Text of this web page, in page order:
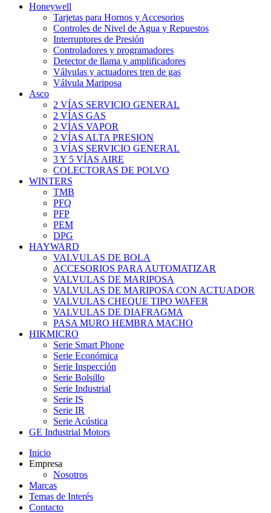
Honeywell
Tarjetas para Hornos y Accesorios
Controles de Nivel de Agua y Repuestos
Interruptores de Presión
Controladores y programadores
Detector de llama y amplificadores
Válvulas y actuadores tren de gas
Válvula Mariposa
Asco
2 VÍAS SERVICIO GENERAL
2 VÍAS GAS
2 VÍAS VAPOR
2 VÍAS ALTA PRESION
3 VÍAS SERVICIO GENERAL
3 Y 5 VÍAS AIRE
COLECTORAS DE POLVO
WINTERS
TMB
PFQ
PFP
PEM
DPG
HAYWARD
VALVULAS DE BOLA
ACCESORIOS PARA AUTOMATIZAR
VALVULAS DE MARIPOSA
VALVULAS DE MARIPOSA CON ACTUADOR
VALVULAS CHEQUE TIPO WAFER
VALVULAS DE DIAFRAGMA
PASA MURO HEMBRA MACHO
HIKMICRO
Serie Smart Phone
Serie Económica
Serie Inspección
Serie Bolsillo
Serie Industrial
Serie IS
Serie IR
Serie Acústica
GE Industrial Motors
Inicio
Empresa
Nosotros
Marcas
Temas de Interés
Contacto